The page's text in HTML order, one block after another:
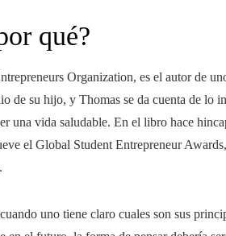
qué?
Organization, es el autor de
de su hijo, y Thomas se da cuenta de lo
una vida saludable. En el libro hace
el Global Student Entrepreneur
uno tiene claro cuales son sus